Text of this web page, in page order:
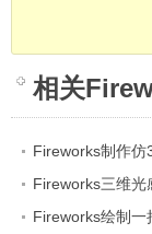
相关
Fireworks制作仿
Fireworks三维光
Fireworks绘制一